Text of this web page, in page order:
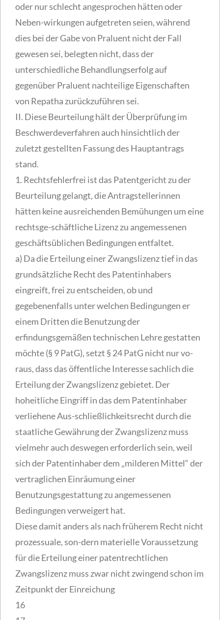
oder nur schlecht angesprochen hätten oder
Neben-wirkungen aufgetreten seien, während
dies bei der Gabe von Praluent nicht der Fall
gewesen sei, belegten nicht, dass der
unterschiedliche Behandlungserfolg auf
gegenüber Praluent nachteilige Eigenschaften
von Repatha zurückzuführen sei.
II. Diese Beurteilung hält der Überprüfung im
Beschwerdeverfahren auch hinsichtlich der
zuletzt gestellten Fassung des Hauptantrags
stand.
1. Rechtsfehlerfrei ist das Patentgericht zu der
Beurteilung gelangt, die Antragstellerinnen
hätten keine ausreichenden Bemühungen um eine
rechtsge-schäftliche Lizenz zu angemessenen
geschäftsüblichen Bedingungen entfaltet.
a) Da die Erteilung einer Zwangslizenz tief in das
grundsätzliche Recht des Patentinhabers
eingreift, frei zu entscheiden, ob und
gegebenenfalls unter welchen Bedingungen er
einem Dritten die Benutzung der
erfindungsgemäßen technischen Lehre gestatten
möchte (§ 9 PatG), setzt § 24 PatG nicht nur vo-
raus, dass das öffentliche Interesse sachlich die
Erteilung der Zwangslizenz gebietet. Der
hoheitliche Eingriff in das dem Patentinhaber
verliehene Aus-schließlichkeitsrecht durch die
staatliche Gewährung der Zwangslizenz muss
vielmehr auch deswegen erforderlich sein, weil
sich der Patentinhaber dem „milderen Mittel“ der
vertraglichen Einräumung einer
Benutzungsgestattung zu angemessenen
Bedingungen verweigert hat.
Diese damit anders als nach früherem Recht nicht
prozessuale, son-dern materielle Voraussetzung
für die Erteilung einer patentrechtlichen
Zwangslizenz muss zwar nicht zwingend schon im
Zeitpunkt der Einreichung
16